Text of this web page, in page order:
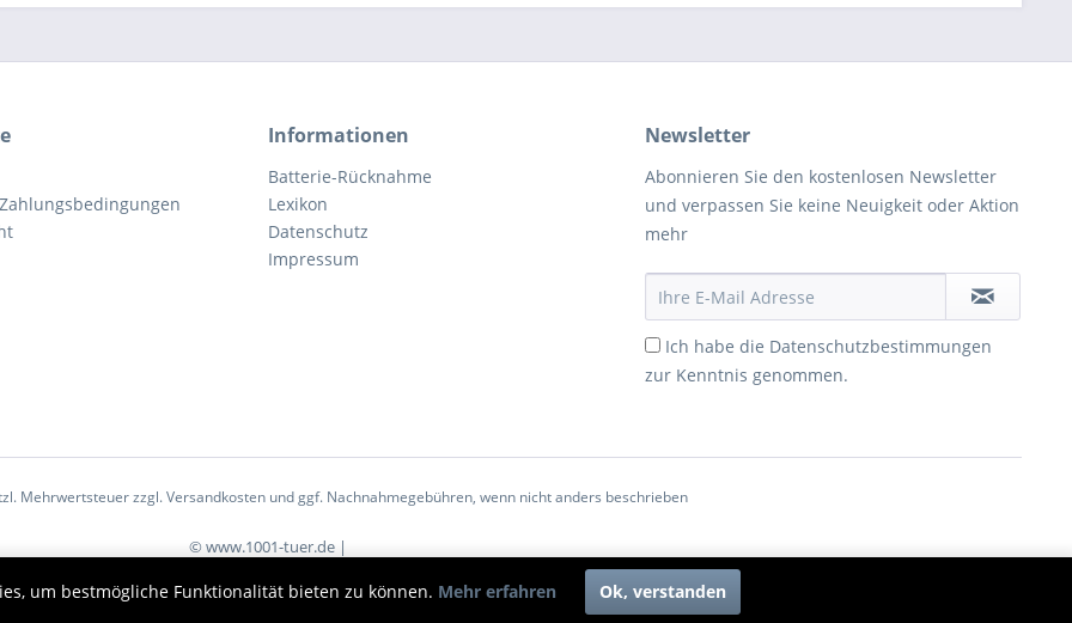
Informationen
Batterie-Rücknahme
Lexikon
Datenschutz
Impressum
Newsletter
Abonnieren Sie den kostenlosen Newsletter
und verpassen Sie keine Neuigkeit oder Aktion
mehr
Ich habe die Datenschutzbestimmungen
zur Kenntnis genommen.
Mehrwertsteuer zzgl.Versandkostenund ggf. Nachnahmegebühren, wenn nicht anders beschrieben
© www.1001-tuer.de |
um bestmögliche Funktionalität bieten zu können. Mehr erfahren Ok, verstanden